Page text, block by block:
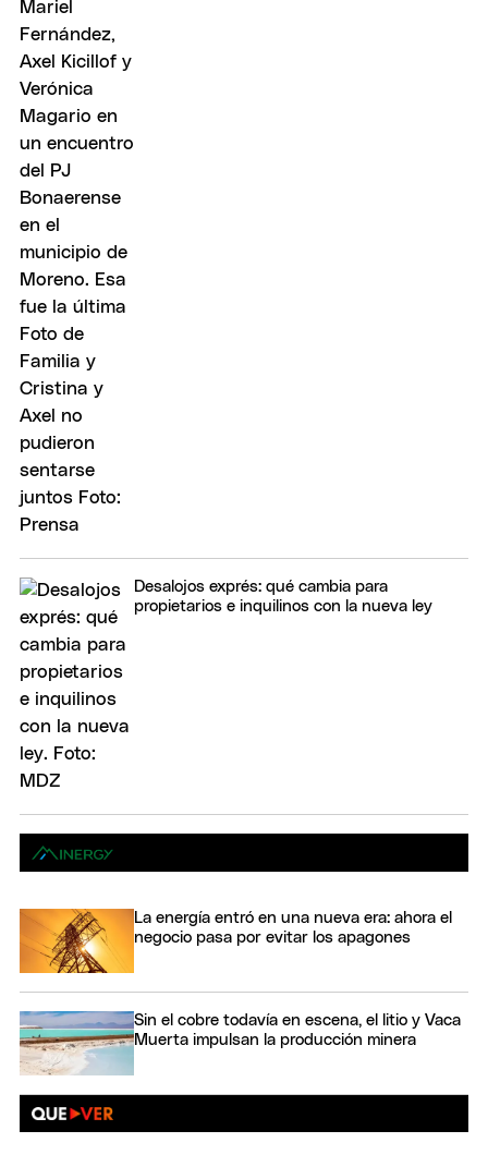
Desalojos exprés: qué cambia para
propietarios e inquilinos con la nueva ley
La energía entró en una nueva era: ahora el
negocio pasa por evitar los apagones
Sin el cobre todavía en escena, el litio y Vaca
Muerta impulsan la producción minera